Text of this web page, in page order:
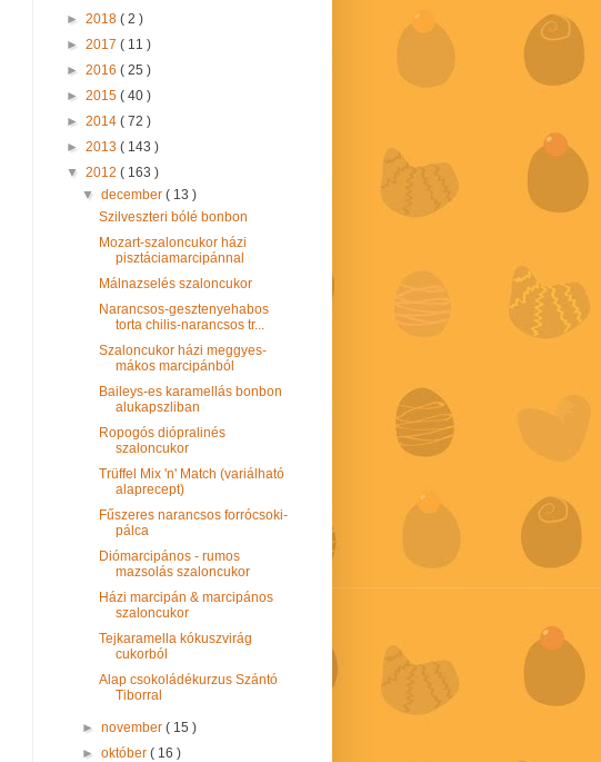
► 2018 ( 2 )
► 2017 ( 11 )
► 2016 ( 25 )
► 2015 ( 40 )
► 2014 ( 72 )
► 2013 ( 143 )
▼ 2012 ( 163 )
▼december( 13 )
Szilveszteri bólé bonbon
Mozart-szaloncukor házi
pisztáciamarcipánnal
Málnazselés szaloncukor
Narancsos-gesztenyehabos
torta chilis-narancsos tr...
Szaloncukor házi meggyes-
mákos marcipánból
Baileys-es karamellás bonbon
alukapszliban
Ropogós diópralinés
szaloncukor
Trüffel Mix 'n' Match (variálható
alaprecept)
Fűszeres narancsos forrócsoki-
pálca
Diómarcipános - rumos
mazsolás szaloncukor
Házi marcipán & marcipános
szaloncukor
Tejkaramella kókuszvirág
cukorból
Alap csokoládékurzus Szántó
Tiborral
►november( 15 )
►október( 16 )